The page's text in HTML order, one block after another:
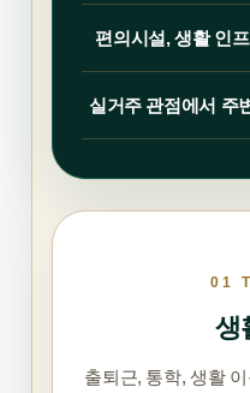
편의시설, 생활 인
실거주 관점에서 주
01
생
출퇴근, 통학, 생활